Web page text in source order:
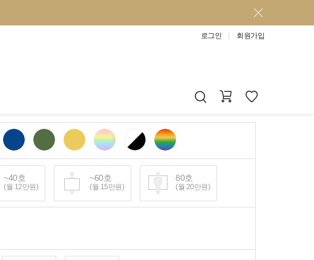
로그인 회원가입
~40호
(월 12만원)
~60호
(월 15만원)
80호
(월 20만원)